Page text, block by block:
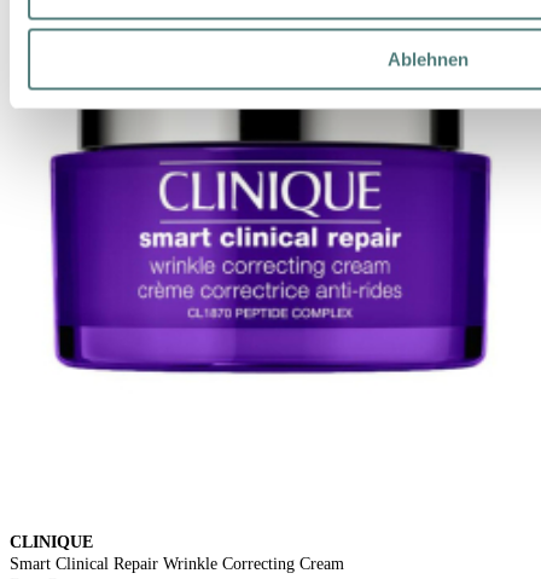
Ablehnen
CLINIQUE
Smart Clinical Repair Wrinkle Correcting Cream